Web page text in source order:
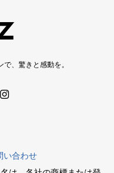
、驚きと感動を。
い合わせ